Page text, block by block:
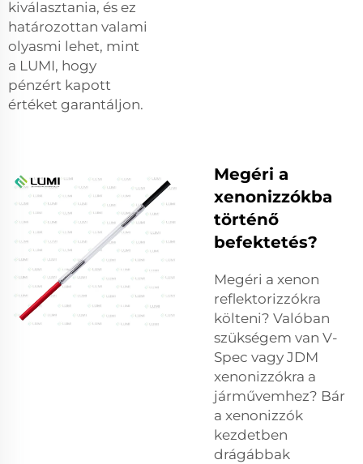
kiválasztania, és ez
határozottan valami
olyasmi lehet, mint
a LUMI, hogy
pénzért kapott
értéket garantáljon.
Megéri a
xenonizzókba
történő
befektetés?
Megéri a xenon
reflektorizzókra
költeni? Valóban
szükségem van V-
Spec vagy JDM
xenonizzókra a
járművemhez? Bár
a xenonizzók
kezdetben
drágábbak